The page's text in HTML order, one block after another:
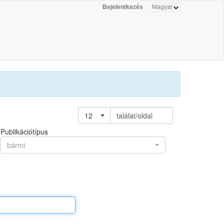
Bejelentkezés
12
találat/oldal
Publikációtípus
bármi